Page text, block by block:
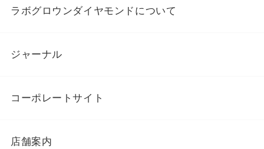
ラボグロウンダイヤモンドについて
ジャーナル
コーポレートサイト
店舗案内